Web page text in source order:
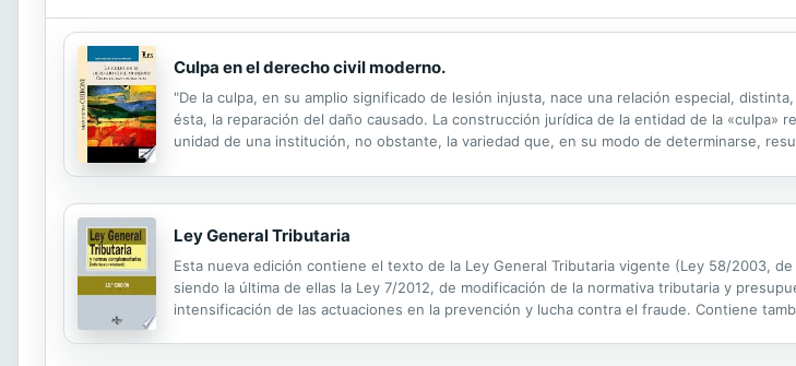
Culpa en el derecho civil moderno.
"De la culpa, en su amplio significado de lesión injusta, nace una relación especial,
ésta, la reparación del daño causado. La construcción jurídica de la entidad de la
unidad de una institución, no obstante, la variedad que, en su modo de determinarse,
Ley General Tributaria
Esta nueva edición contiene el texto de la Ley General Tributaria vigente (Ley 58/2003,
siendo la última de ellas la Ley 7/2012, de modificación de la normativa tributaria y
intensificación de las actuaciones en la prevención y lucha contra el fraude. Contiene